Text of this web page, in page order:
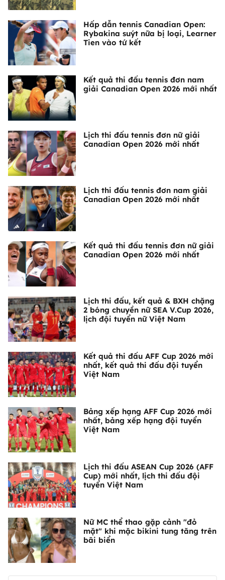
Hấp dẫn tennis Canadian Open:
Rybakina suýt nữa bị loại, Learner
Tien vào tứ kết
Kết quả thi đấu tennis đơn nam
giải Canadian Open 2026 mới nhất
Lịch thi đấu tennis đơn nữ giải
Canadian Open 2026 mới nhất
Lịch thi đấu tennis đơn nam giải
Canadian Open 2026 mới nhất
Kết quả thi đấu tennis đơn nữ giải
Canadian Open 2026 mới nhất
Lịch thi đấu, kết quả & BXH chặng
2 bóng chuyền nữ SEA V.Cup 2026,
lịch đội tuyển nữ Việt Nam
Kết quả thi đấu AFF Cup 2026 mới
nhất, kết quả thi đấu đội tuyển
Việt Nam
Bảng xếp hạng AFF Cup 2026 mới
nhất, bảng xếp hạng đội tuyển
Việt Nam
Lịch thi đấu ASEAN Cup 2026 (AFF
Cup) mới nhất, lịch thi đấu đội
tuyển Việt Nam
Nữ MC thể thao gặp cảnh "đỏ
mặt" khi mặc bikini tung tăng trên
bãi biển